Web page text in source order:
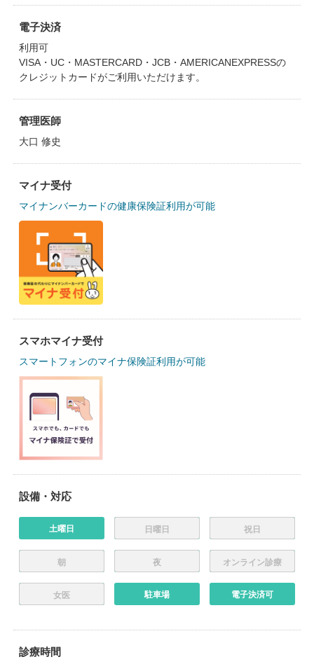
電子決済
利用可
VISA・UC・MASTERCARD・JCB・AMERICANEXPRESSの
クレジットカードがご利用いただけます。
管理医師
大口 修史
マイナ受付
マイナンバーカードの健康保険証利用が可能
スマホマイナ受付
スマートフォンのマイナ保険証利用が可能
設備・対応
土曜日 日曜日 祝日
朝 夜 オンライン診療
女医 駐車場 電子決済可
診療時間